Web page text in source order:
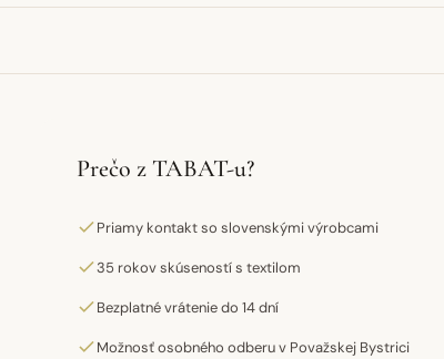
Prečo z TABAT-u?
Priamy kontakt so slovenskými výrobcami
35 rokov skúseností s textilom
Bezplatné vrátenie do 14 dní
Možnosť osobného odberu v Považskej Bystrici